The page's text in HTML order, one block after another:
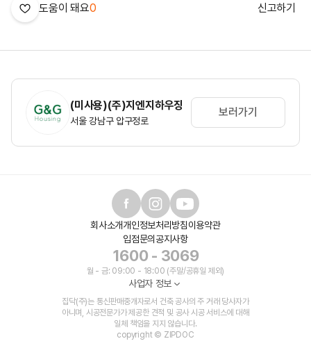
도움이 돼요0 신고하기
(미사용)(주)지엔지하우징
서울 강남구 압구정로
보러가기
회사소개개인정보처리방침이용약관
입점문의 공지사항
1600 - 3069
월 - 금: 09:00 - 18:00 (주말/공휴일 제외)
사업자 정보
집닥(주)는 통신판매중개자로서 건축 공사의 주 거래 당사자가
아니며, 시공전문가가 제공한 견적 및 공사 시공 서비스에 대해
일체 책임을 지지 않습니다.
copyright © ZIPDOC